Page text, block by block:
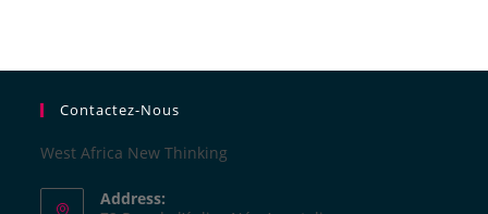
Contactez-Nous
West Africa New Thinking
Address: